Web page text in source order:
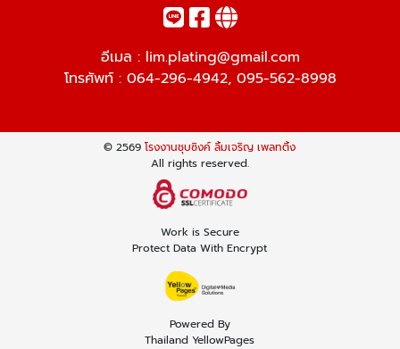
อีเมล : lim.plating@gmail.com
โทรศัพท์ : 064-296-4942, 095-562-8998
© 2569โรงงานชุบซิงค์ ลิ้มเจริญ เพลทติ้ง
All rights reserved.
Work is Secure
Protect Data With Encrypt
Powered By
Thailand YellowPages